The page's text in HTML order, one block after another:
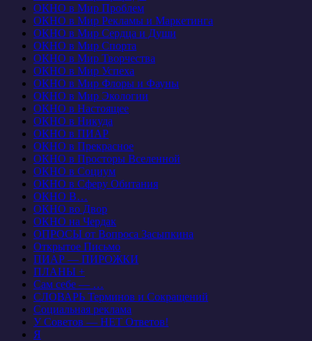
ОКНО в Мир Проблем
ОКНО в Мир Рекламы и Маркетинга
ОКНО в Мир Сердца и Души
ОКНО в Мир Спорта
ОКНО в Мир Творчества
ОКНО в Мир Успеха
ОКНО в Мир Флоры и Фауны
ОКНО в Мир Экологии
ОКНО в Настоящее
ОКНО в Никуда
ОКНО в ПИАР
ОКНО в Прекрасное
ОКНО в Просторы Вселенной
ОКНО в Социум
ОКНО в Сферу Обитания
ОКНО В…
ОКНО во Двор
ОКНО на Чердак
ОПРОСЫ от Вопроса Засыпкина
Открытое Письмо
ПИАР — ПИРОЖКИ
ПЛАНЫ +
Сам себе — …
СЛОВАРЬ Терминов и Сокращений
Социальная реклама
У Советов — НЕТ Ответов!
Я